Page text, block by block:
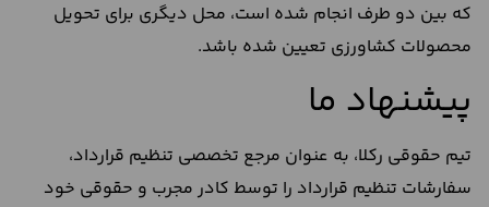
که بین دو طرف انجام شده است، محل دیگری برای تحویل
محصولات کشاورزی تعیین شده باشد.
پیشنهاد ما
تیم حقوقی رکلا، به عنوان مرجع تخصصی تنظیم قرارداد،
سفارشات تنظیم قرارداد را توسط کادر مجرب و حقوقی خود